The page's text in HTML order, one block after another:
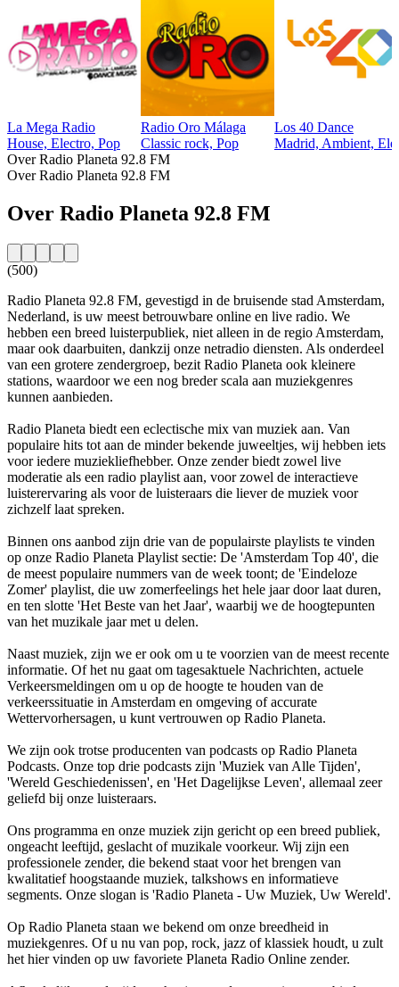
La Mega Radio
House, Electro, Pop
Radio Oro Málaga
Classic rock, Pop
Los 40 Dance
Madrid, Ambient,
Over Radio Planeta 92.8 FM
Over Radio Planeta 92.8 FM
Over Radio Planeta 92.8 FM
(500)
Radio Planeta 92.8 FM, gevestigd in de bruisende stad Amsterdam,
Nederland, is uw meest betrouwbare online en live radio. We
hebben een breed luisterpubliek, niet alleen in de regio Amsterdam,
maar ook daarbuiten, dankzij onze netradio diensten. Als onderdeel
van een grotere zendergroep, bezit Radio Planeta ook kleinere
stations, waardoor we een nog breder scala aan muziekgenres
kunnen aanbieden.
Radio Planeta biedt een eclectische mix van muziek aan. Van
populaire hits tot aan de minder bekende juweeltjes, wij hebben iets
voor iedere muziekliefhebber. Onze zender biedt zowel live
moderatie als een radio playlist aan, voor zowel de interactieve
luisterervaring als voor de luisteraars die liever de muziek voor
zichzelf laat spreken.
Binnen ons aanbod zijn drie van de populairste playlists te vinden
op onze Radio Planeta Playlist sectie: De 'Amsterdam Top 40', die
de meest populaire nummers van de week toont; de 'Eindeloze
Zomer' playlist, die uw zomerfeelings het hele jaar door laat duren,
en ten slotte 'Het Beste van het Jaar', waarbij we de hoogtepunten
van het muzikale jaar met u delen.
Naast muziek, zijn we er ook om u te voorzien van de meest recente
informatie. Of het nu gaat om tagesaktuele Nachrichten, actuele
Verkeersmeldingen om u op de hoogte te houden van de
verkeerssituatie in Amsterdam en omgeving of accurate
Wettervorhersagen, u kunt vertrouwen op Radio Planeta.
We zijn ook trotse producenten van podcasts op Radio Planeta
Podcasts. Onze top drie podcasts zijn 'Muziek van Alle Tijden',
'Wereld Geschiedenissen', en 'Het Dagelijkse Leven', allemaal zeer
geliefd bij onze luisteraars.
Ons programma en onze muziek zijn gericht op een breed publiek,
ongeacht leeftijd, geslacht of muzikale voorkeur. Wij zijn een
professionele zender, die bekend staat voor het brengen van
kwalitatief hoogstaande muziek, talkshows en informatieve
segments. Onze slogan is 'Radio Planeta - Uw Muziek, Uw Wereld'.
Op Radio Planeta staan we bekend om onze breedheid in
muziekgenres. Of u nu van pop, rock, jazz of klassiek houdt, u zult
het hier vinden op uw favoriete Planeta Radio Online zender.